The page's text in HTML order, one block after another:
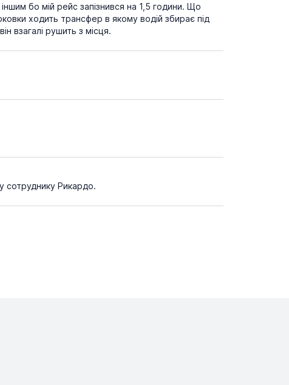
бо мій рейс запізнився на 1,5 години. Що
ходить трансфер в якому водій збирає під
взагалі рушить з місця.
сотруднику Рикардо.